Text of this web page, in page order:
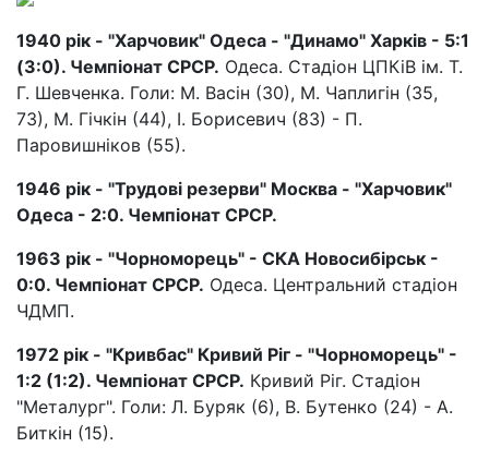
1940 рік - "Харчовик" Одеса - "Динамо" Харків - 5:1
(3:0). Чемпіонат СРСР. Одеса. Стадіон ЦПКіВ ім. Т.
Г. Шевченка. Голи: М. Васін (30), М. Чаплигін (35,
73), М. Гічкін (44), І. Борисевич (83) - П.
Паровишніков (55).
1946 рік - "Трудові резерви" Москва - "Харчовик"
Одеса - 2:0. Чемпіонат СРСР.
1963 рік - "Чорноморець" - СКА Новосибірськ -
0:0. Чемпіонат СРСР. Одеса. Центральний стадіон
ЧДМП.
1972 рік - "Кривбас" Кривий Ріг - "Чорноморець" -
1:2 (1:2). Чемпіонат СРСР. Кривий Ріг. Стадіон
"Металург". Голи: Л. Буряк (6), В. Бутенко (24) - А.
Биткін (15).